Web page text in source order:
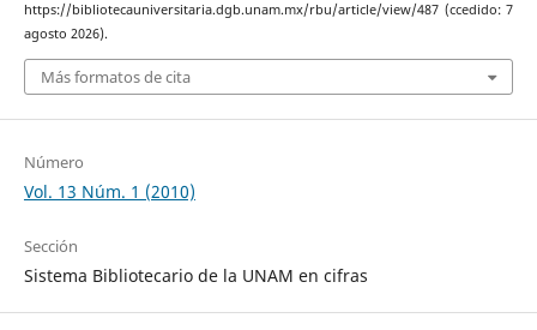
https://bibliotecauniversitaria.dgb.unam.mx/rbu/article/view/487 (ccedido: 7
agosto 2026).
Más formatos de cita
Número
Vol. 13 Núm. 1 (2010)
Sección
Sistema Bibliotecario de la UNAM en cifras